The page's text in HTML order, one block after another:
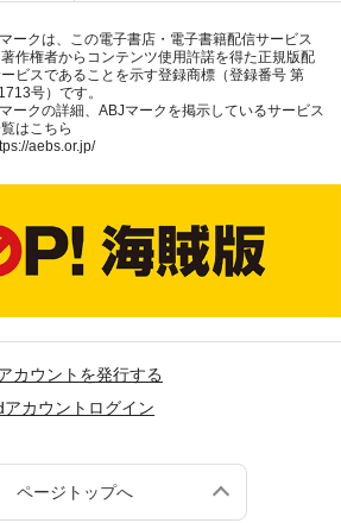
ークは、この電子書店・電子書籍配信サービス
作権者からコンテンツ使用許諾を得た正規版配
ビスであることを示す登録商標（登録番号 第
号）です。
ークの詳細、ABJマークを掲示しているサービス
はこちら
aebs.or.jp/
カウントを発行する
アカウントログイン
ページトップへ